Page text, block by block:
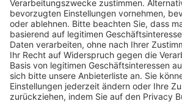
Schulungsangebot Vereinsmitarbeiter
BFV-Geschäftsstellen
Trainerbörse
Login SpielPlus
FOLGE DEM BFV